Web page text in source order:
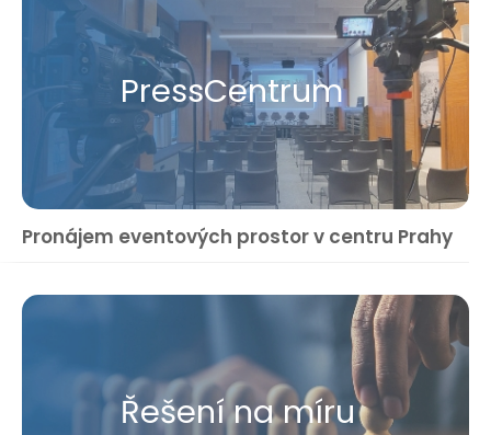
Press​Centrum
Pronájem eventových prostor v centru Prahy
Řešení na míru